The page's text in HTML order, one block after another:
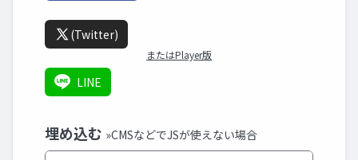
(Twitter)
またはPlayer版
LINE
埋め込む »CMSなどでJSが使えない場合